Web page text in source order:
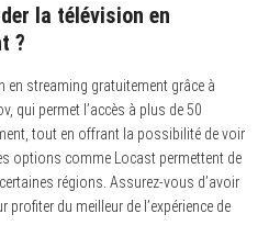
la télévision en
?
en streaming gratuitement grâce à
qui permet l’accès à plus de 50
tout en offrant la possibilité de voir
options comme Locast permettent de
régions. Assurez-vous d’avoir
du meilleur de l’expérience de